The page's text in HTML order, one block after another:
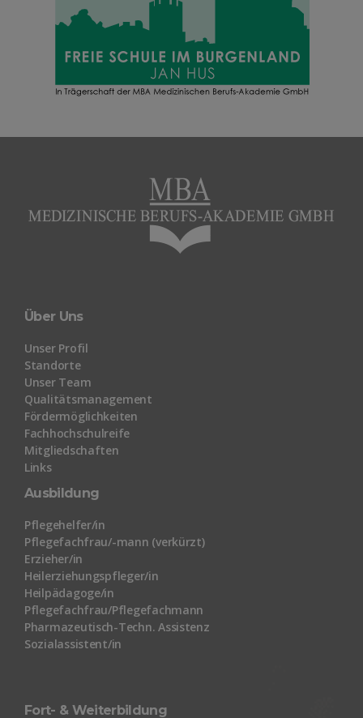
Über Uns
Unser Profil
Standorte
Unser Team
Qualitätsmanagement
Fördermöglichkeiten
Fachhochschulreife
Mitgliedschaften
Links
Ausbildung
Pflegehelfer/in
Pflegefachfrau/-mann (verkürzt)
Erzieher/in
Heilerziehungspfleger/in
Heilpädagoge/in
Pflegefachfrau/Pflegefachmann
Pharmazeutisch-Techn. Assistenz
Sozialassistent/in
Fort- & Weiterbildung